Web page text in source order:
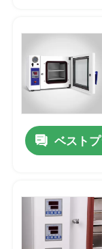
お問い合わせ
ニュース
すべての場合
実験室のより
工業用乾燥オ
ベスト